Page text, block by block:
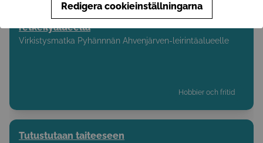
Virkistystä- ja rentoutumista Ahvenjärven
retkeilyalueella
Virkistysmatka Pyhännnän Ahvenjärven-leirintäalueelle
Hobbier och fritid
Tutustutaan taiteeseen
Redigera cookieinställningarna